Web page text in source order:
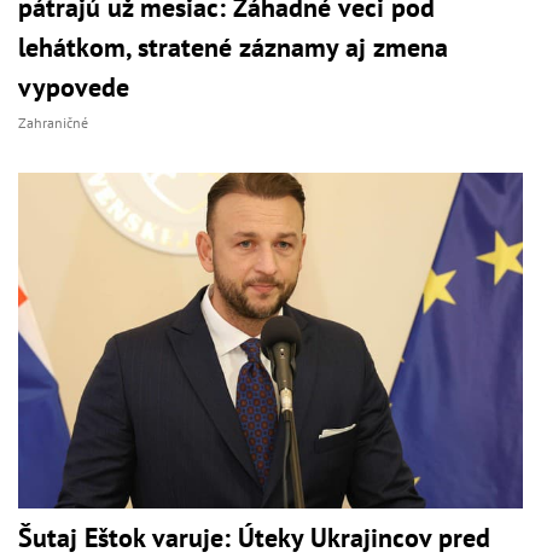
lehátkom, stratené záznamy aj zmena
vypovede
Zahraničné
Šutaj Eštok varuje: Úteky Ukrajincov pred